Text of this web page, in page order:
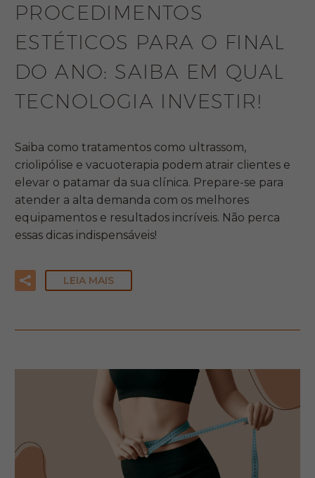
PROCEDIMENTOS
ESTÉTICOS PARA O FINAL
DO ANO: SAIBA EM QUAL
TECNOLOGIA INVESTIR!
Saiba como tratamentos como ultrassom,
criolipólise e vacuoterapia podem atrair clientes e
elevar o patamar da sua clínica. Prepare-se para
atender a alta demanda com os melhores
equipamentos e resultados incríveis. Não perca
essas dicas indispensáveis!
LEIA MAIS